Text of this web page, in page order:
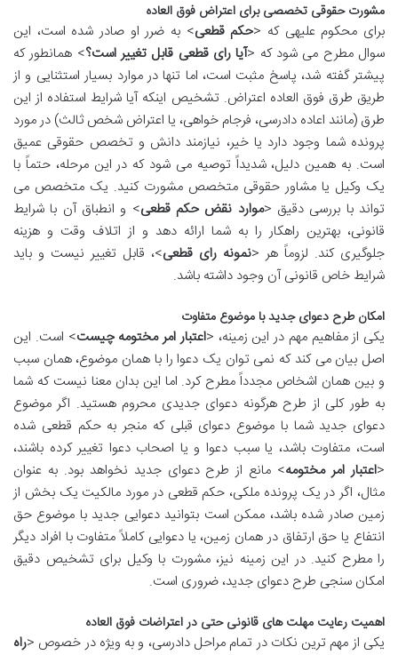
مشورت حقوقی تخصصی برای اعتراض فوق العاده
برای محکوم علیهی که <حکم قطعی> به ضرر او صادر شده است، این
سوال مطرح می شود که <آیا رای قطعی قابل تغییر است؟> همانطور که
پیشتر گفته شد، پاسخ مثبت است، اما تنها در موارد بسیار استثنایی و از
طریق طرق فوق العاده اعتراض. تشخیص اینکه آیا شرایط استفاده از این
طرق (مانند اعاده دادرسی، فرجام خواهی، یا اعتراض شخص ثالث) در مورد
پرونده شما وجود دارد یا خیر، نیازمند دانش و تخصص حقوقی عمیق
است. به همین دلیل، شدیداً توصیه می شود که در این مرحله، حتماً با
یک وکیل یا مشاور حقوقی متخصص مشورت کنید. یک متخصص می
تواند با بررسی دقیق <موارد نقض حکم قطعی> و انطباق آن با شرایط
قانونی، بهترین راهکار را به شما ارائه دهد و از اتلاف وقت و هزینه
جلوگیری کند. لزوماً هر <نمونه رای قطعی>، قابل تغییر نیست و باید
شرایط خاص قانونی آن وجود داشته باشد.
امکان طرح دعوای جدید با موضوع متفاوت
یکی از مفاهیم مهم در این زمینه، <اعتبار امر مختومه چیست> است. این
اصل بیان می کند که نمی توان یک دعوا را با همان موضوع، همان سبب
و بین همان اشخاص مجدداً مطرح کرد. اما این بدان معنا نیست که شما
به طور کلی از طرح هرگونه دعوای جدیدی محروم هستید. اگر موضوع
دعوای جدید شما با موضوع دعوای قبلی که منجر به حکم قطعی شده
است، متفاوت باشد، یا سبب دعوا و یا اصحاب دعوا تغییر کرده باشند،
<اعتبار امر مختومه> مانع از طرح دعوای جدید نخواهد بود. به عنوان
مثال، اگر در یک پرونده ملکی، حکم قطعی در مورد مالکیت یک بخش از
زمین صادر شده باشد، ممکن است بتوانید دعوایی جدید با موضوع حق
انتفاع یا حق ارتفاق در همان زمین، یا دعوایی کاملاً متفاوت با افراد دیگر
را مطرح کنید. در این زمینه نیز، مشورت با وکیل برای تشخیص دقیق
امکان سنجی طرح دعوای جدید، ضروری است.
اهمیت رعایت مهلت های قانونی حتی در اعتراضات فوق العاده
یکی از مهم ترین نکات در تمام مراحل دادرسی، و به ویژه در خصوص <راه